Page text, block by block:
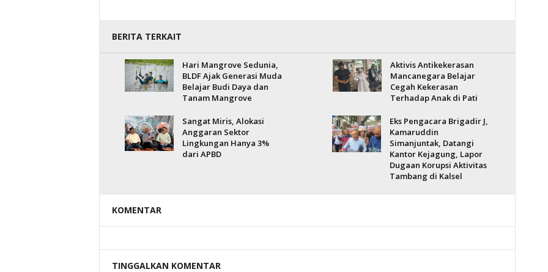
BERITA TERKAIT
Hari Mangrove Sedunia,
BLDF Ajak Generasi Muda
Belajar Budi Daya dan
Tanam Mangrove
Aktivis Antikekerasan
Mancanegara Belajar
Cegah Kekerasan
Terhadap Anak di Pati
Sangat Miris, Alokasi
Anggaran Sektor
Lingkungan Hanya 3%
dari APBD
Eks Pengacara Brigadir J,
Kamaruddin
Simanjuntak, Datangi
Kantor Kejagung, Lapor
Dugaan Korupsi Aktivitas
Tambang di Kalsel
KOMENTAR
TINGGALKAN KOMENTAR